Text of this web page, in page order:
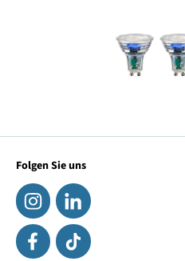
Folgen Sie uns